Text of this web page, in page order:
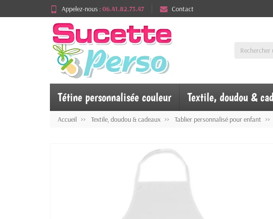
Appelez-nous :06.41.82.73.47 Contact
Tétine personnalisée couleur Textile, doudou &
Accueil Textile, doudou & cadeaux Tablier personnalisé pour enfant